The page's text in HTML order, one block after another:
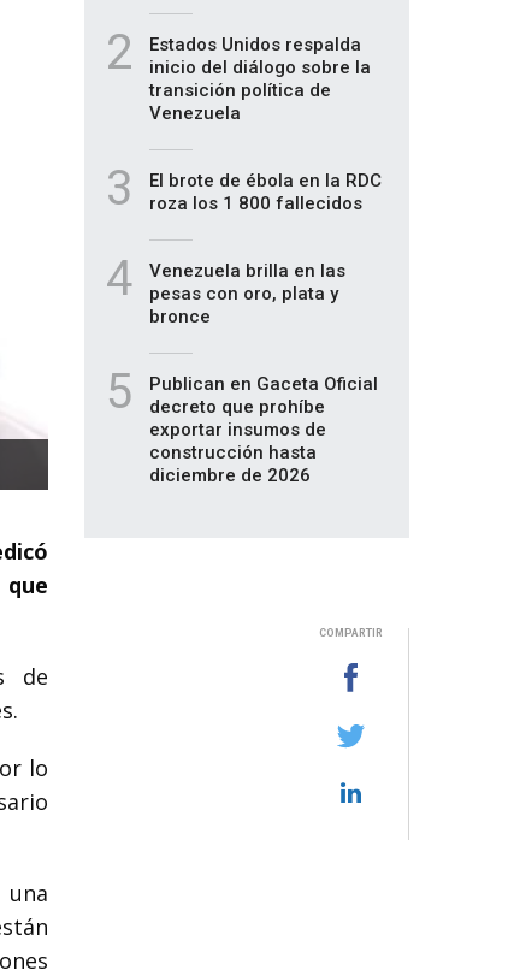
de
lo
2
Estados Unidos respalda
inicio del diálogo sobre la
transición política de
Venezuela
3
El brote de ébola en la RDC
roza los 1 800 fallecidos
4
Venezuela brilla en las
pesas con oro, plata y
bronce
5
Publican en Gaceta Oficial
decreto que prohíbe
exportar insumos de
construcción hasta
diciembre de 2026
COMPARTIR